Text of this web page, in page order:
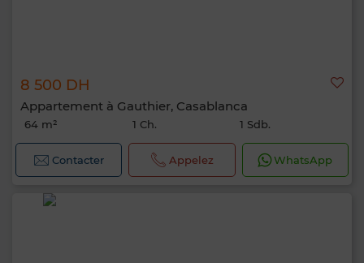
8 500 DH
Appartement à Gauthier, Casablanca
64 m² 1 Ch. 1 Sdb.
Contacter Appelez WhatsApp